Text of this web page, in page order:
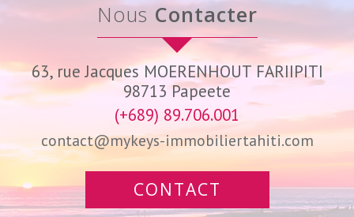
Nous Contacter
63, rue Jacques MOERENHOUT FARIIPITI
98713 Papeete
(+689) 89.706.001
contact@mykeys-immobiliertahiti.com
CONTACT